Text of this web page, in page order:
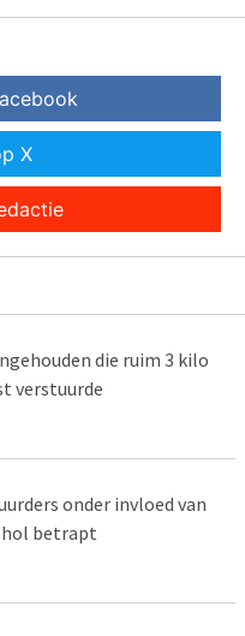
X
die ruim 3 kilo
verstuurde
onder invloed van
betrapt